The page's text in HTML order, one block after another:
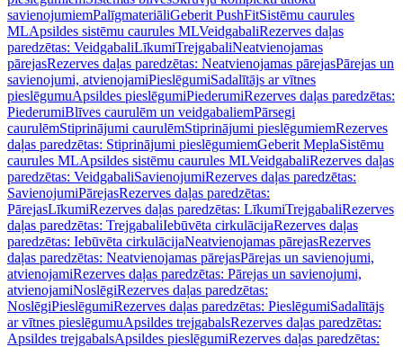
savienojumiemPalīgmateriāliGeberit PushFitSistēmu caurules
MLApsildes sistēmu caurules MLVeidgabaliRezerves daļas
paredzētas: VeidgabaliLīkumiTrejgabaliNeatvienojamas
pārejasRezerves daļas paredzētas: Neatvienojamas pārejasPārejas un
savienojumi, atvienojamiPieslēgumiSadalītājs ar vītnes
pieslēgumuApsildes pieslēgumiPiederumiRezerves daļas paredzētas:
PiederumiBlīves caurulēm un veidgabaliemPārsegi
caurulēmStiprinājumi caurulēmStiprinājumi pieslēgumiemRezerves
daļas paredzētas: Stiprinājumi pieslēgumiemGeberit MeplaSistēmu
caurules MLApsildes sistēmu caurules MLVeidgabaliRezerves daļas
paredzētas: VeidgabaliSavienojumiRezerves daļas paredzētas:
SavienojumiPārejasRezerves daļas paredzētas:
PārejasLīkumiRezerves daļas paredzētas: LīkumiTrejgabaliRezerves
daļas paredzētas: TrejgabaliIebūvēta cirkulācijaRezerves daļas
paredzētas: Iebūvēta cirkulācijaNeatvienojamas pārejasRezerves
daļas paredzētas: Neatvienojamas pārejasPārejas un savienojumi,
atvienojamiRezerves daļas paredzētas: Pārejas un savienojumi,
atvienojamiNoslēgiRezerves daļas paredzētas:
NoslēgiPieslēgumiRezerves daļas paredzētas: PieslēgumiSadalītājs
ar vītnes pieslēgumuApsildes trejgabalsRezerves daļas paredzētas:
Apsildes trejgabalsApsildes pieslēgumiRezerves daļas paredzētas: